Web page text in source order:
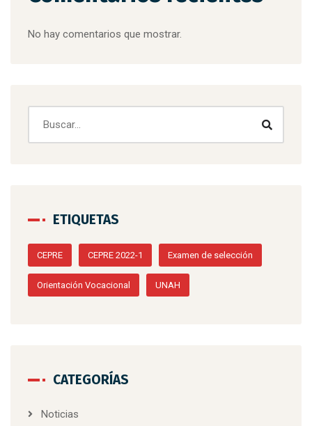
No hay comentarios que mostrar.
ETIQUETAS
CEPRE CEPRE 2022-1 Examen de selección
Orientación Vocacional UNAH
CATEGORÍAS
Noticias